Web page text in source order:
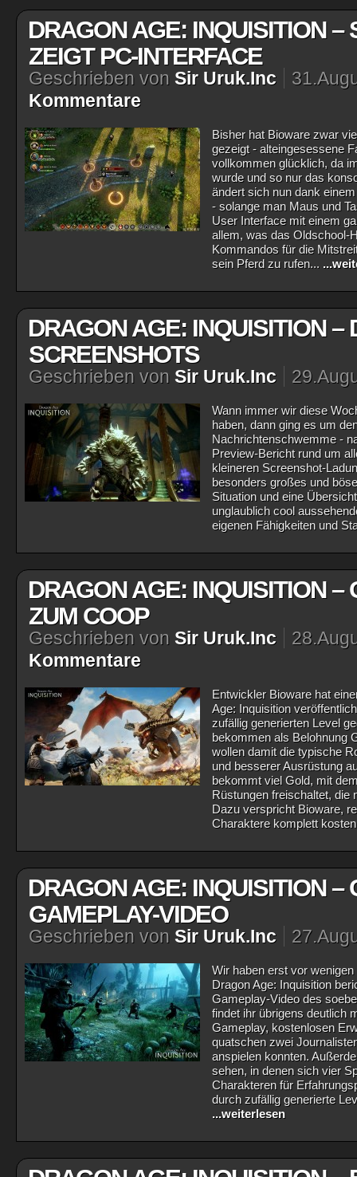
DRAGON AGE: INQUISITION –
ZEIGT PC-INTERFACE
Geschrieben von Sir Uruk.Inc
Kommentare
Bisher hat Bioware zwar
gezeigt - alteingesessene
vollkommen glücklich, da
wurde und so nur das
ändert sich nun dank
- solange man Maus und
User Interface mit einem
allem, was das Oldschool-
Kommandos für die
sein Pferd zu rufen...
DRAGON AGE: INQUISITION –
SCREENSHOTS
Geschrieben von Sir Uruk.Inc
Wann immer wir diese
haben, dann ging es um
Nachrichtenschwemme -
Preview-Bericht rund um
kleineren Screenshot-
besonders großes und
Situation und eine
unglaublich cool
eigenen Fähigkeiten und
DRAGON AGE: INQUISITION –
ZUM COOP
Geschrieben von Sir Uruk.Inc
Kommentare
Entwickler Bioware hat
Age: Inquisition
zufällig generierten Level
bekommen als Belohnung
wollen damit die typische
und besserer Ausrüstung
bekommt viel Gold, mit
Rüstungen freischaltet, die
Dazu verspricht Bioware,
Charaktere komplett
DRAGON AGE: INQUISITION –
GAMEPLAY-VIDEO
Geschrieben von Sir Uruk.Inc
Wir haben erst vor
Dragon Age: Inquisition
Gameplay-Video des
findet ihr übrigens deutlich
Gameplay, kostenlosen
quatschen zwei
anspielen konnten.
sehen, in denen sich vier
Charakteren für
durch zufällig generierte
...weiterlesen